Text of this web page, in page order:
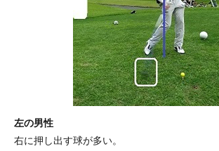
左の男性
右に押し出す球が多い。